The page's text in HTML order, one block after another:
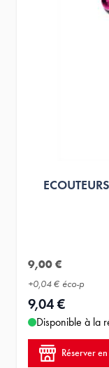
9,00 €
+0,04 € éco-p
9,04 €
Disponible à la
Réserver